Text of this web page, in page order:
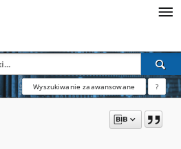
Wyszukiwanie zaawansowane ?